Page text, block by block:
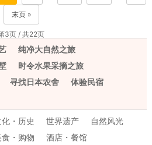
3页 / 共22页
末页 »
纯净大自然之旅
时令水果采摘之旅
寻找日本农舍
体验民宿
・历史 世界遗产
自然风光
食・购物
酒店・餐馆